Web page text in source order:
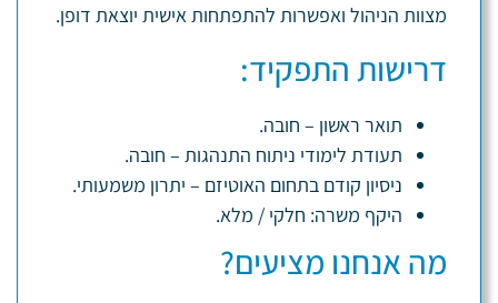
מצוות הניהול ואפשרות להתפתחות אישית יוצאת דופן.
דרישות התפקיד:
תואר ראשון – חובה.
תעודת לימודי ניתוח התנהגות – חובה.
ניסיון קודם בתחום האוטיזם – יתרון משמעותי.
היקף משרה: חלקי / מלא.
מה אנחנו מציעים?